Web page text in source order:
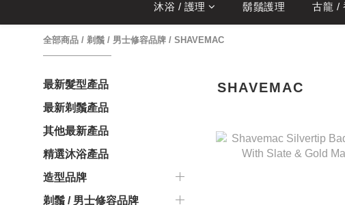
沐浴 / 護理 鬍鬚護理 古龍 /
全部商品 / 剃鬚 / 男士修容品牌 / SHAVEMAC
最新髮型產品
最新剃鬚產品
其他最新產品
精選沐浴產品
造型品牌
剃鬚 / 男士修容品牌
SHAVEMAC